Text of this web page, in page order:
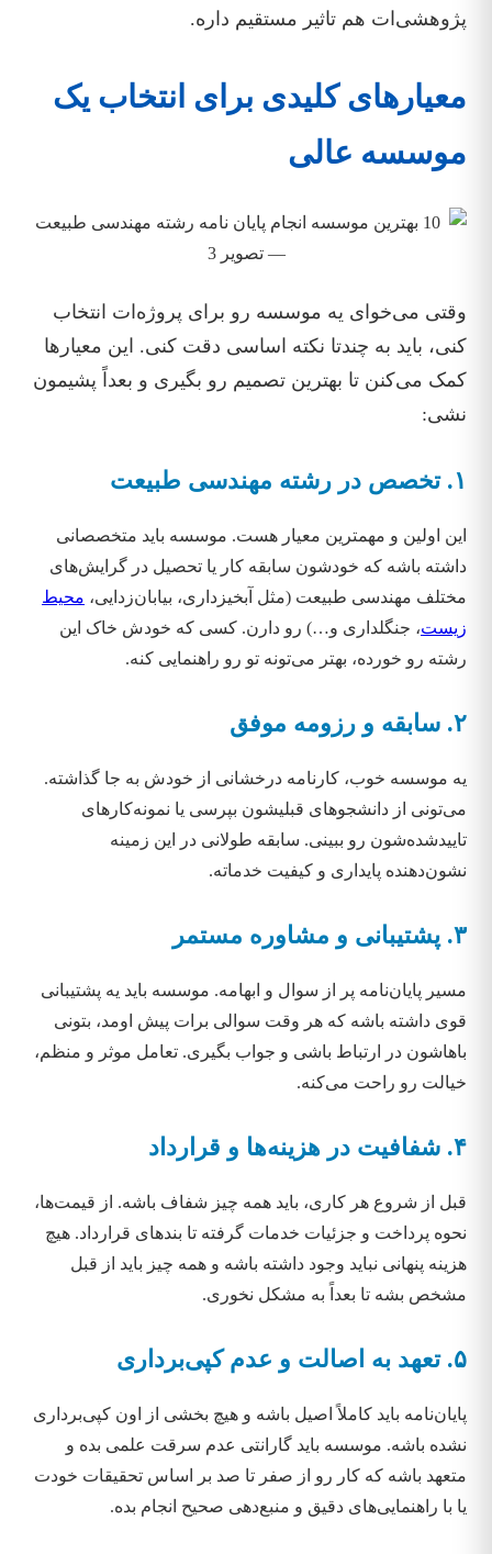
پژوهشی‌ات هم تاثیر مستقیم داره.
معیارهای کلیدی برای انتخاب یک
موسسه عالی
وقتی می‌خوای یه موسسه رو برای پروژه‌ات انتخاب
کنی، باید به چندتا نکته اساسی دقت کنی. این معیارها
کمک می‌کنن تا بهترین تصمیم رو بگیری و بعداً پشیمون
نشی:
۱. تخصص در رشته مهندسی طبیعت
این اولین و مهمترین معیار هست. موسسه باید متخصصانی
داشته باشه که خودشون سابقه کار یا تحصیل در گرایش‌های
مختلف مهندسی طبیعت (مثل آبخیزداری، بیابان‌زدایی، محیط
زیست، جنگلداری و…) رو دارن. کسی که خودش خاک این
رشته رو خورده، بهتر می‌تونه تو رو راهنمایی کنه.
۲. سابقه و رزومه موفق
یه موسسه خوب، کارنامه درخشانی از خودش به جا گذاشته.
می‌تونی از دانشجوهای قبلیشون بپرسی یا نمونه‌کارهای
تاییدشده‌شون رو ببینی. سابقه طولانی در این زمینه
نشون‌دهنده پایداری و کیفیت خدماته.
۳. پشتیبانی و مشاوره مستمر
مسیر پایان‌نامه پر از سوال و ابهامه. موسسه باید یه پشتیبانی
قوی داشته باشه که هر وقت سوالی برات پیش اومد، بتونی
باهاشون در ارتباط باشی و جواب بگیری. تعامل موثر و منظم،
خیالت رو راحت می‌کنه.
۴. شفافیت در هزینه‌ها و قرارداد
قبل از شروع هر کاری، باید همه چیز شفاف باشه. از قیمت‌ها،
نحوه پرداخت و جزئیات خدمات گرفته تا بندهای قرارداد. هیچ
هزینه پنهانی نباید وجود داشته باشه و همه چیز باید از قبل
مشخص بشه تا بعداً به مشکل نخوری.
۵. تعهد به اصالت و عدم کپی‌برداری
پایان‌نامه باید کاملاً اصیل باشه و هیچ بخشی از اون کپی‌برداری
نشده باشه. موسسه باید گارانتی عدم سرقت علمی بده و
متعهد باشه که کار رو از صفر تا صد بر اساس تحقیقات خودت
یا با راهنمایی‌های دقیق و منبع‌دهی صحیح انجام بده.